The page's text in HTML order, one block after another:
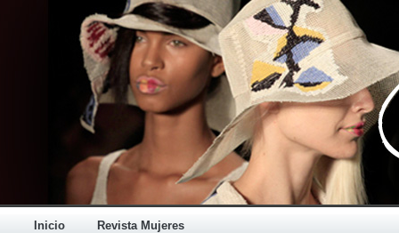
Inicio Revista Mujeres